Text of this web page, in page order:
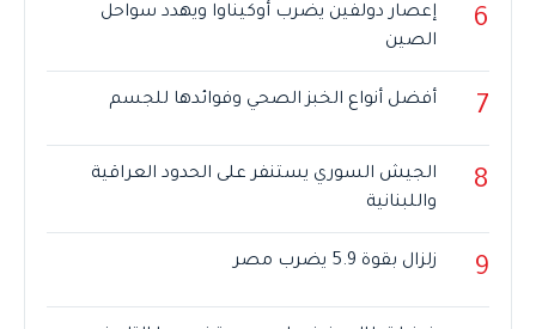
6
إعصار دولفين يضرب أوكيناوا ويهدد سواحل
الصين
7 أفضل أنواع الخبز الصحي وفوائدها للجسم
8
الجيش السوري يستنفر على الحدود العراقية
واللبنانية
9 زلزال بقوة 5.9 يضرب مصر